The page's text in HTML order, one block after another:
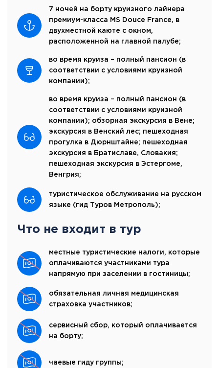
7 ночей на борту круизного лайнера
премиум-класса MS Douce France, в
двухместной каюте с окном,
расположенной на главной палубе;
во время круиза – полный пансион (в
соответствии с условиями круизной
компании);
во время круиза – полный пансион (в
соответствии с условиями круизной
компании); обзорная экскурсия в Вене;
экскурсия в Венский лес; пешеходная
прогулка в Дюрнштайне; пешеходная
экскурсия в Братиславе, Словакия;
пешеходная экскурсия в Эстергоме,
Венгрия;
туристическое обслуживание на русском
языке (гид Туров Метрополь);
Что не входит в тур
местные туристические налоги, которые
оплачиваются участниками тура
напрямую при заселении в гостиницы;
обязательная личная медицинская
страховка участников;
сервисный сбор, который оплачивается
на борту;
чаевые гиду группы;